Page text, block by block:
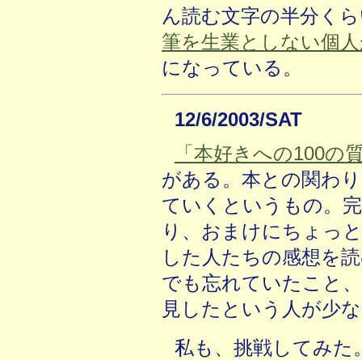
ん読む文字の半分く
筆を生業としない個
になっている。
12/6/2003/SAT
「本好きへの100の
がある。本との関わ
ていくというもの。
り、おまけにちょっ
した人たちの感想を
でも忘れていたこと
見したという人が少
私も、挑戦してみた